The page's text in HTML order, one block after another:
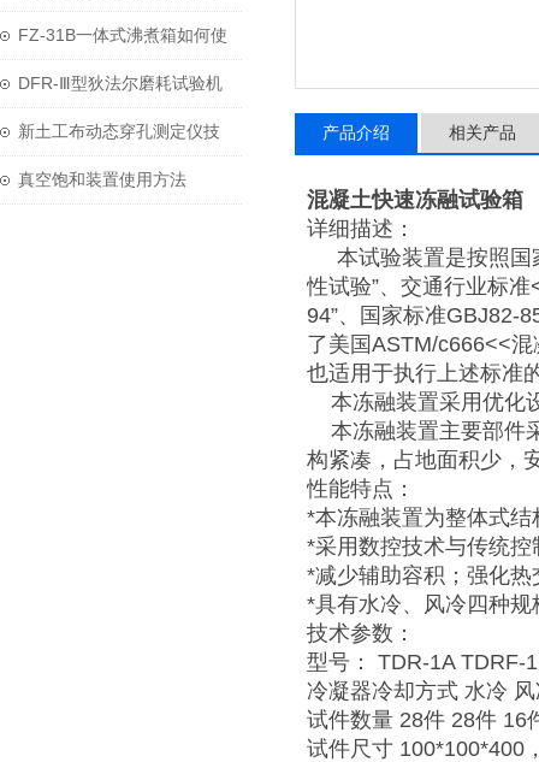
结构
FZ-31B一体式沸煮箱如何使
用与维护？
DFR-Ⅲ型狄法尔磨耗试验机
技术参数
新土工布动态穿孔测定仪技
术参数
真空饱和装置使用方法
产品介绍 相关产品
混凝土快速冻融试验箱
详细描述：
本试验装置是按照国
性试验”、交通行业标
94”、国家标准GBJ82-
了美国ASTM/c666<<
也适用于执行上述标准
本冻融装置采用优化
本冻融装置主要部件
构紧凑，占地面积少，
性能特点：
*本冻融装置为整体式
*采用数控技术与传统
*减少辅助容积；强化
*具有水冷、风冷四种
技术参数：
型号： TDR-1A TDRF-
冷凝器冷却方式 水冷
试件数量 28件 28件 16
试件尺寸 100*100*400